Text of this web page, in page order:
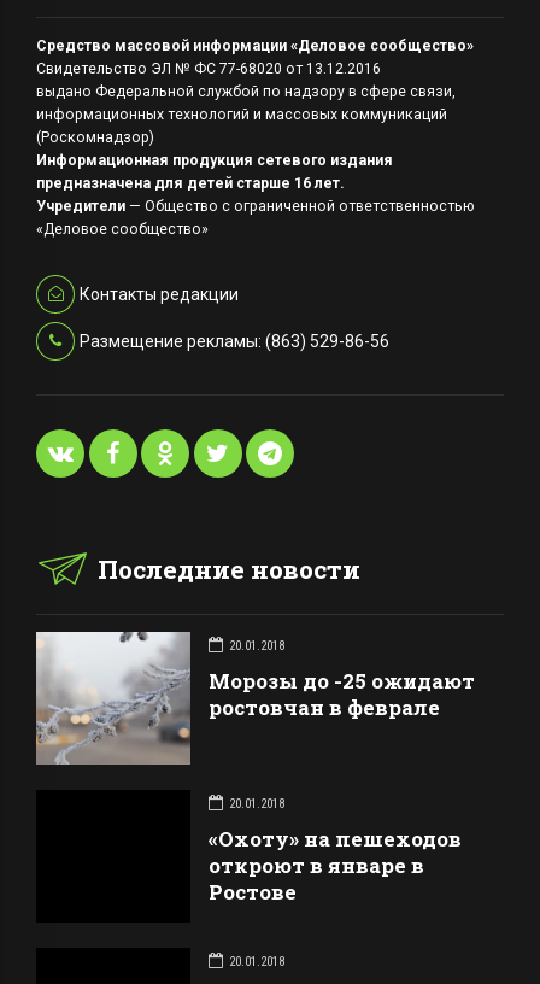
Средство массовой информации «Деловое сообщество»
Свидетельство ЭЛ № ФС 77-68020 от 13.12.2016
выдано Федеральной службой по надзору в сфере связи,
информационных технологий и массовых коммуникаций
(Роскомнадзор)
Информационная продукция сетевого издания
предназначена для детей старше 16 лет.
Учредители — Общество с ограниченной ответственностью
«Деловое сообщество»
Контакты редакции
Размещение рекламы: (863) 529-86-56
Последние новости
20.01.2018
Морозы до -25 ожидают
ростовчан в феврале
20.01.2018
«Охоту» на пешеходов
откроют в январе в
Ростове
20.01.2018